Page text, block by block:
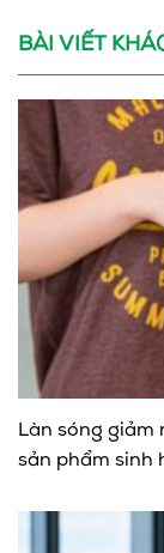
BÀI VIẾT
Làn sóng giảm
sản phẩm sinh